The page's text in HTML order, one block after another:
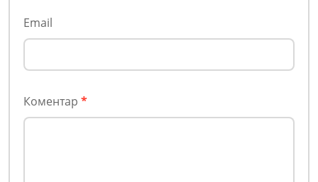
Email
Коментар *